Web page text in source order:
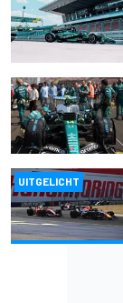
UITGELICHT